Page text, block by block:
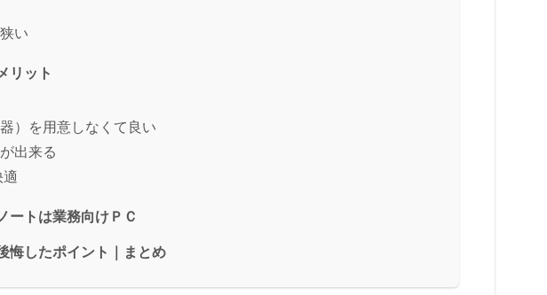
い
リット
）を用意しなくて良い
出来る
適
ートは業務向けＰＣ
悔したポイント｜まとめ